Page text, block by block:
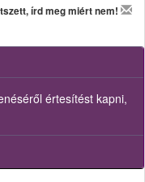
írd meg miért nem!
értesítést kapni,